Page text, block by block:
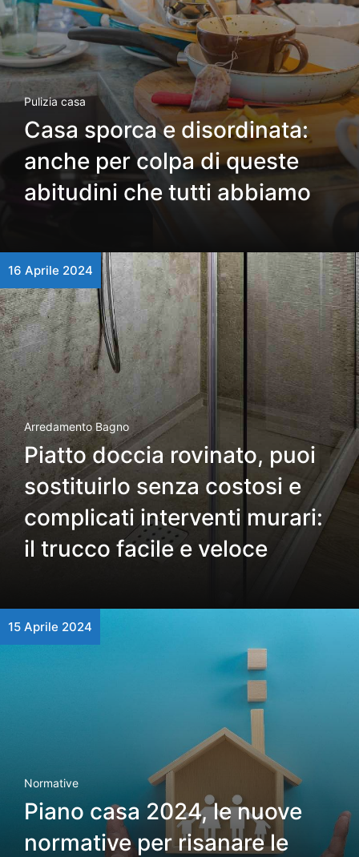
Pulizia casa
Casa sporca e disordinata:
anche per colpa di queste
abitudini che tutti abbiamo
16 Aprile 2024
Arredamento Bagno
Piatto doccia rovinato, puoi
sostituirlo senza costosi e
complicati interventi murari:
il trucco facile e veloce
15 Aprile 2024
Normative
Piano casa 2024, le nuove
normative per risanare le